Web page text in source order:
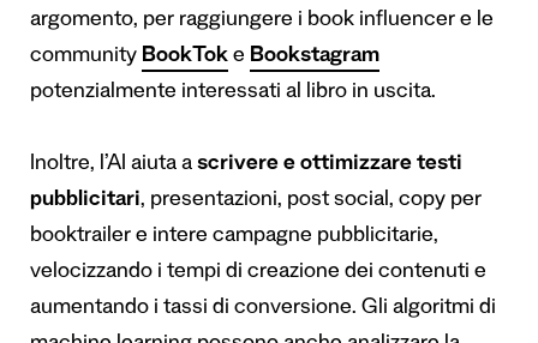
argomento, per raggiungere i book influencer e le
community BookTok e Bookstagram
potenzialmente interessati al libro in uscita.
Inoltre, l’AI aiuta a scrivere e ottimizzare testi
pubblicitari, presentazioni, post social, copy per
booktrailer e intere campagne pubblicitarie,
velocizzando i tempi di creazione dei contenuti e
aumentando i tassi di conversione. Gli algoritmi di